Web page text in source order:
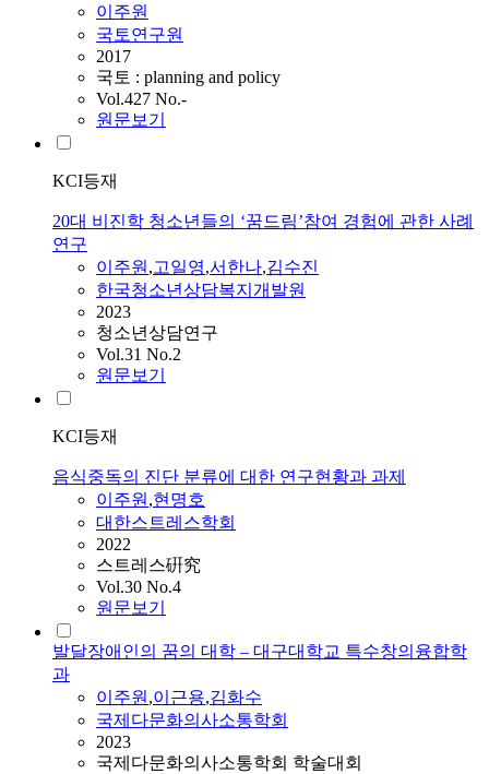
이주원
국토연구원
2017
국토 : planning and policy
Vol.427 No.-
원문보기
KCI등재
20대 비진학 청소년들의 ‘꿈드림’참여 경험에 관한 사례
연구
이주원,고일영,서한나,김수진
한국청소년상담복지개발원
2023
청소년상담연구
Vol.31 No.2
원문보기
KCI등재
음식중독의 진단 분류에 대한 연구현황과 과제
이주원,현명호
대한스트레스학회
2022
스트레스硏究
Vol.30 No.4
원문보기
발달장애인의 꿈의 대학 – 대구대학교 특수창의융합학
과
이주원,이근용,김화수
국제다문화의사소통학회
2023
국제다문화의사소통학회 학술대회